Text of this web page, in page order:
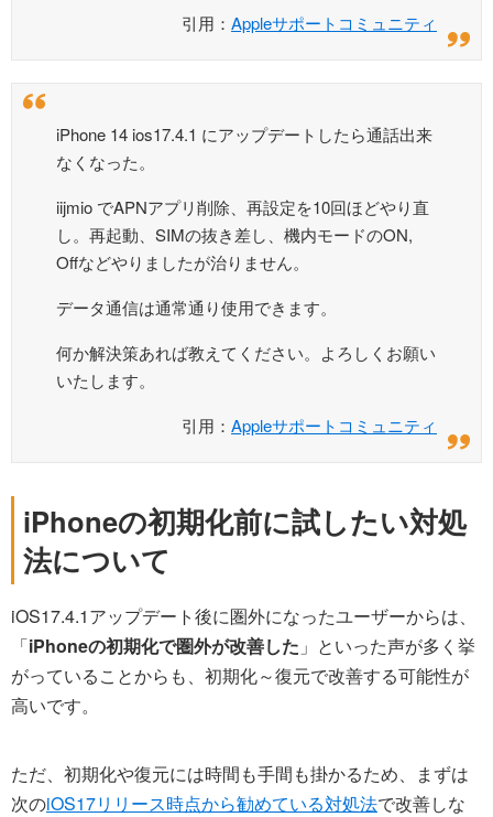
引用： Appleサポートコミュニティ
iPhone 14 ios17.4.1 にアップデートしたら通話出来
なくなった。
iijmio でAPNアプリ削除、再設定を10回ほどやり直
し。再起動、SIMの抜き差し、機内モードのON,
Offなどやりましたが治りません。
データ通信は通常通り使用できます。
何か解決策あれば教えてください。よろしくお願い
いたします。
引用： Appleサポートコミュニティ
iPhoneの初期化前に試したい対処
法について
iOS17.4.1アップデート後に圏外になったユーザーからは、
「iPhoneの初期化で圏外が改善した 」といった声が多く挙
がっていることからも、初期化～復元で改善する可能性が
高いです。
ただ、初期化や復元には時間も手間も掛かるため、まずは
次のiOS17リリース時点から勧めている対処法で改善しな